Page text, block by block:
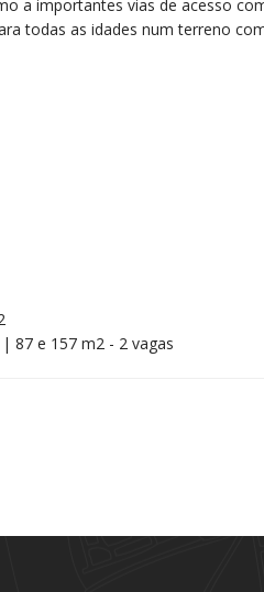
a importantes vias de acesso
todas as idades num terreno
87 e 157 m2 - 2 vagas